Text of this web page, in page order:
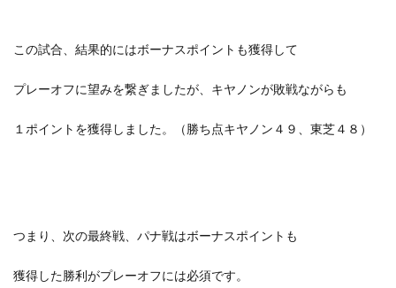
この試合、結果的にはボーナスポイントも獲得して
プレーオフに望みを繋ぎましたが、キヤノンが敗戦ながらも
１ポイントを獲得しました。（勝ち点キヤノン４９、東芝４８）
つまり、次の最終戦、パナ戦はボーナスポイントも
獲得した勝利がプレーオフには必須です。